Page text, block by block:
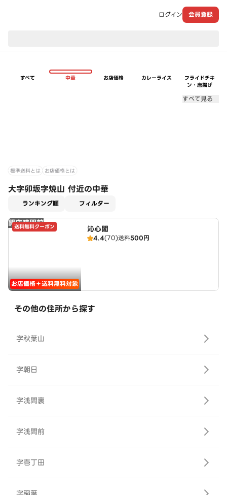
ログイン 会員登録
すべて 中華 お店価格 カレーライス
フライドチキ
ン・唐揚げ
すべて見る
標準送料とは お店価格とは
大字卯坂字焼山 付近の中華
ランキング順 フィルター
開店時間前
送料無料クーポン
お店価格＋送料無料対象
沁心閣
4.4(70)送料500円
その他の住所から探す
字秋葉山
字朝日
字浅間裏
字浅間前
字壱丁田